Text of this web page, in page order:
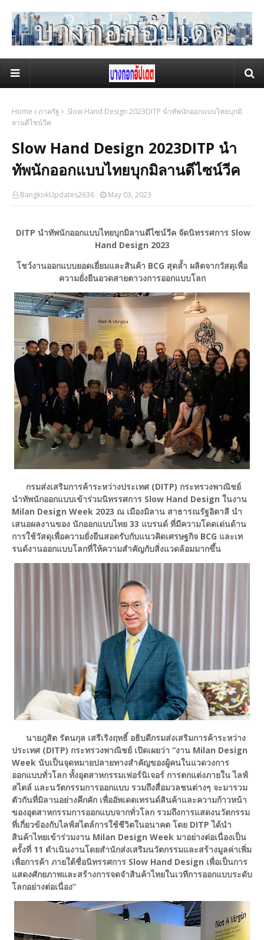
Home ภาครัฐ
Slow Hand Design 2023DITP นำทัพนักออกแบบไทยบุกมิ
ลานดีไซน์วีค
Slow Hand Design 2023DITP นำ
ทัพนักออกแบบไทยบุกมิลานดีไซน์วีค
BangkokUpdates2636 May 03, 2023
DITP นำทัพนักออกแบบไทยบุกมิลานดีไซน์วีค จัดนิทรรศการ Slow
Hand Design 2023
โชว์งานออกแบบยอดเยี่ยมและสินค้า BCG สุดล้ำ ผลิตจากวัสดุเพื่อ
ความยั่งยืนอวดสายตาวงการออกแบบโลก
กรมส่งเสริมการค้าระหว่างประเทศ (DITP) กระทรวงพาณิชย์
นำทัพนักออกแบบเข้าร่วมนิทรรศการ Slow Hand Design ในงาน
Milan Design Week 2023 ณ เมืองมิลาน สาธารณรัฐอิตาลี นำ
เสนอผลงานของ นักออกแบบไทย 33 แบรนด์ ที่มีความโดดเด่นด้าน
การใช้วัสดุเพื่อความยั่งยืนสอดรับกับแนวคิดเศรษฐกิจ BCG และเท
รนด์งานออกแบบโลกที่ให้ความสำคัญกับสิ่งแวดล้อมมากขึ้น
นายภูสิต รัตนกุล เสรีเริงฤทธิ์ อธิบดีกรมส่งเสริมการค้าระหว่าง
ประเทศ (DITP) กระทรวงพาณิชย์ เปิดเผยว่า “งาน Milan Design
Week นับเป็นจุดหมายปลายทางสำคัญของผู้คนในแวดวงการ
ออกแบบทั่วโลก ทั้งอุตสาหกรรมเฟอร์นิเจอร์ การตกแต่งภายใน ไลฟ์
สไตล์ และนวัตกรรมการออกแบบ รวมถึงสื่อมวลชนต่างๆ จะมารวม
ตัวกันที่มิลานอย่างคึกคัก เพื่ออัพเดตเทรนด์สินค้าและความก้าวหน้า
ของอุตสาหกรรมการออกแบบจากทั่วโลก รวมถึงการแสดงนวัตกรรม
ที่เกี่ยวข้องกับไลฟ์สไตล์การใช้ชีวิตในอนาคต โดย DITP ได้นำ
สินค้าไทยเข้าร่วมงาน Milan Design Week มาอย่างต่อเนื่องเป็น
ครั้งที่ 11 ดำเนินงานโดยสำนักส่งเสริมนวัตกรรมและสร้างมูลค่าเพิ่ม
เพื่อการค้า ภายใต้ชื่อนิทรรศการ Slow Hand Design เพื่อเป็นการ
แสดงศักยภาพและสร้างการจดจำสินค้าไทยในเวทีการออกแบบระดับ
โลกอย่างต่อเนื่อง”